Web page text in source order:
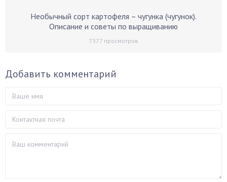
Необычный сорт картофеля – чугунка (чугунок).
Описание и советы по выращиванию
7377 просмотров
Добавить комментарий